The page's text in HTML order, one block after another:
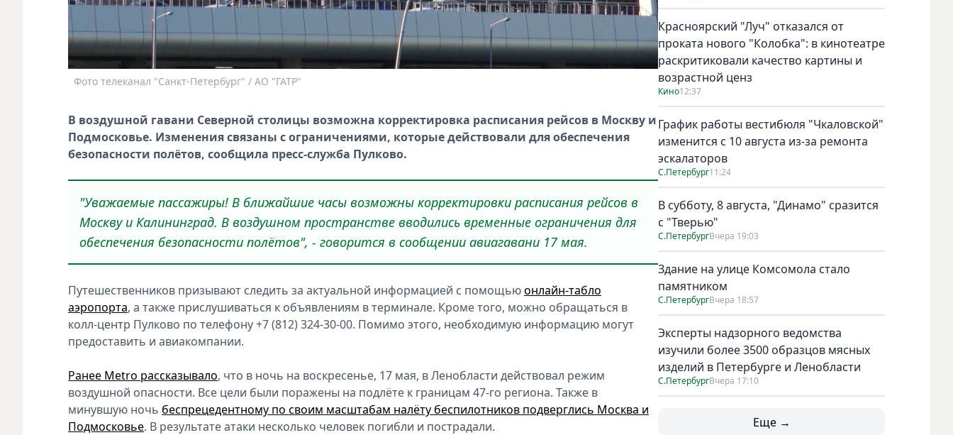
Фото телеканал "Санкт-Петербург" / АО "ГАТР"
В воздушной гавани Северной столицы возможна корректировка расписания рейсов в Москву и
Подмосковье. Изменения связаны с ограничениями, которые действовали для обеспечения
безопасности полётов, сообщила пресс-служба Пулково.
"Уважаемые пассажиры! В ближайшие часы возможны корректировки расписания рейсов в
Москву и Калининград. В воздушном пространстве вводились временные ограничения для
обеспечения безопасности полётов", - говорится в сообщении авиагавани 17 мая.
Путешественников призывают следить за актуальной информацией с помощьюонлайн-табло
аэропорта, а также прислушиваться к объявлениям в терминале. Кроме того, можно обращаться в
колл-центр Пулково по телефону +7 (812) 324-30-00. Помимо этого, необходимую информацию могут
предоставить и авиакомпании.
Ранее Metro рассказывало, что в ночь на воскресенье, 17 мая, в Ленобласти действовал режим
воздушной опасности. Все цели были поражены на подлёте к границам 47-го региона. Также в
минувшую ночь беспрецедентному по своим масштабам налёту беспилотников подверглись Москва и
Подмосковье. В результате атаки несколько человек погибли и пострадали.
Красноярский "Луч" отказался от
проката нового "Колобка": в кинотеатре
раскритиковали качество картины и
возрастной ценз
Кино12:37
График работы вестибюля "Чкаловской"
изменится с 10 августа из-за ремонта
эскалаторов
С.Петербург11:24
В субботу, 8 августа, "Динамо" сразится
с "Тверью"
С.ПетербургВчера 19:03
Здание на улице Комсомола стало
памятником
С.ПетербургВчера 18:57
Эксперты надзорного ведомства
изучили более 3500 образцов мясных
изделий в Петербурге и Ленобласти
С.ПетербургВчера 17:10
Еще →